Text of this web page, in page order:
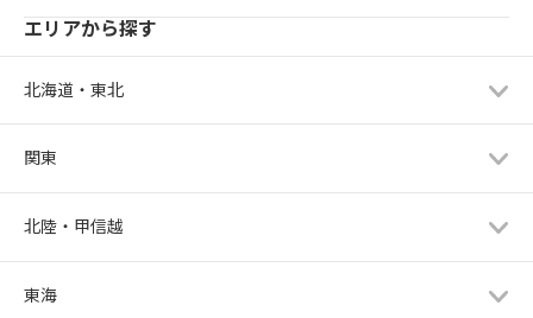
エリアから探す
北海道・東北
関東
北陸・甲信越
東海